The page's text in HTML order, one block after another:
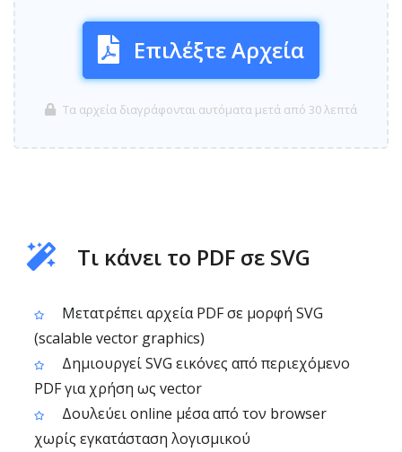
Επιλέξτε Αρχεία
Τα αρχεία διαγράφονται αυτόματα μετά από 30 λεπτά
Τι κάνει το PDF σε SVG
Μετατρέπει αρχεία PDF σε μορφή SVG
(scalable vector graphics)
Δημιουργεί SVG εικόνες από περιεχόμενο
PDF για χρήση ως vector
Δουλεύει online μέσα από τον browser
χωρίς εγκατάσταση λογισμικού